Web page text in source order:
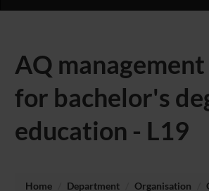
AQ
for bachelor's
education - L19
Home Department Organisation